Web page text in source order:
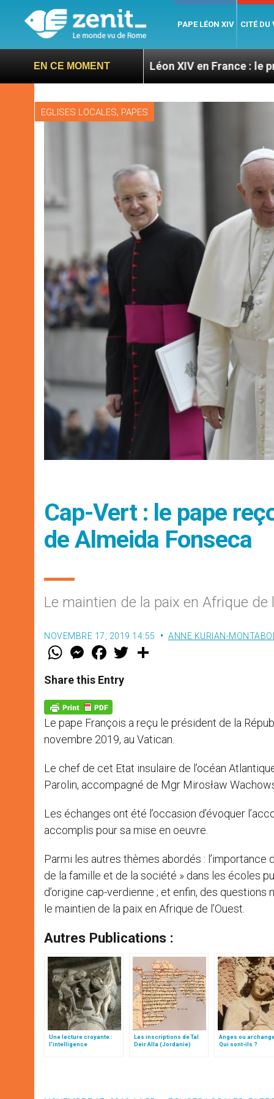
PAPE LÉON XIV CITÉ DU
EN CE MOMENT
Léon XIV en France : le programme
EGLISES LOCALES, PAPES
Cap-Vert : le pape
de Almeida Fonseca
Le maintien de la paix en Afrique de
NOVEMBRE 17, 2019 14:55 ANNE KURIAN-
W
t
s
p
p
M
e
s
e
g
e
r
F
a
e
b
o
k
w
Share this Entry
Le pape François a reçu le président de la
novembre 2019, au Vatican.
Le chef de cet Etat insulaire de l’océan
Parolin, accompagné de Mgr Mirosław
Les échanges ont été l’occasion d’évoquer
accomplis pour sa mise en oeuvre.
Parmi les autres thèmes abordés : l’importance
de la famille et de la société » dans les écoles
d’origine cap-verdienne ; et enfin, des
le maintien de la paix en Afrique de l’Ouest.
Autres Publications :
Une lecture croyante :
l’intelligence
Les inscriptions de Tal
Deir Alla (Jordanie)
Anges ou
Qui sont-ils ?